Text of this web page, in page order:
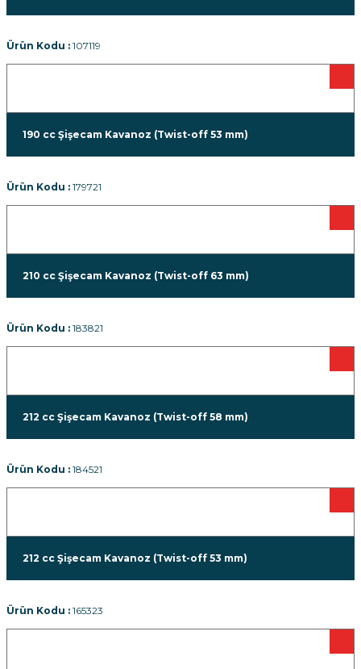
Ürün Kodu : 107119
190 cc Şişecam Kavanoz (Twist-off 53 mm)
Ürün Kodu : 179721
210 cc Şişecam Kavanoz (Twist-off 63 mm)
Ürün Kodu : 183821
212 cc Şişecam Kavanoz (Twist-off 58 mm)
Ürün Kodu : 184521
212 cc Şişecam Kavanoz (Twist-off 53 mm)
Ürün Kodu : 165323